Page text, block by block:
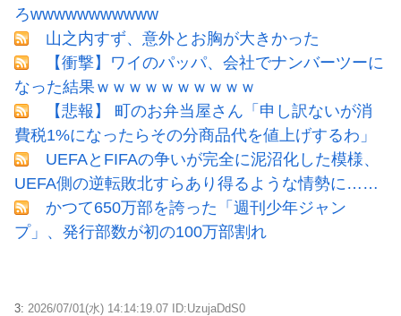
ろwwwwwwwwwww
山之内すず、意外とお胸が大きかった
【衝撃】ワイのパッパ、会社でナンバーツーに
なった結果ｗｗｗｗｗｗｗｗｗｗ
【悲報】 町のお弁当屋さん「申し訳ないが消
費税1%になったらその分商品代を値上げするわ」
UEFAとFIFAの争いが完全に泥沼化した模様、
UEFA側の逆転敗北すらあり得るような情勢に……
かつて650万部を誇った「週刊少年ジャン
プ」、発行部数が初の100万部割れ
3: 2026/07/01(水) 14:14:19.07 ID:UzujaDdS0